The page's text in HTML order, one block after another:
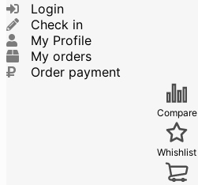
Login
Check in
My Profile
My orders
Order payment
Compare
Whishlist